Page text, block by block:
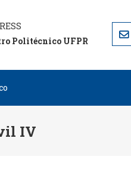
Politécnico UFPR
IV